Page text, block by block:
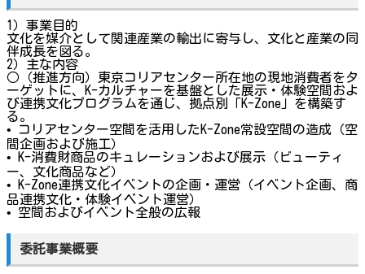
1）事業目的
文化を媒介として関連産業の輸出に寄与し、文化と産業の同
伴成長を図る。
2）主な内容
○（推進方向）東京コリアセンター所在地の現地消費者をタ
ーゲットに、K-カルチャーを基盤とした展示・体験空間およ
び連携文化プログラムを通じ、拠点別「K-Zone」を構築す
る。
• コリアセンター空間を活用したK-Zone常設空間の造成（空
間企画および施工）
• K-消費財商品のキュレーションおよび展示（ビューティ
ー、文化商品など）
• K-Zone連携文化イベントの企画・運営（イベント企画、商
品連携文化・体験イベント運営）
• 空間およびイベント全般の広報
委託事業概要